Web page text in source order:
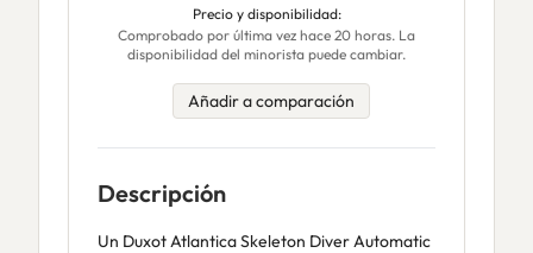
Precio y disponibilidad:
Comprobado por última vez hace 20 horas. La
disponibilidad del minorista puede cambiar.
Añadir a comparación
Descripción
Un Duxot Atlantica Skeleton Diver Automatic